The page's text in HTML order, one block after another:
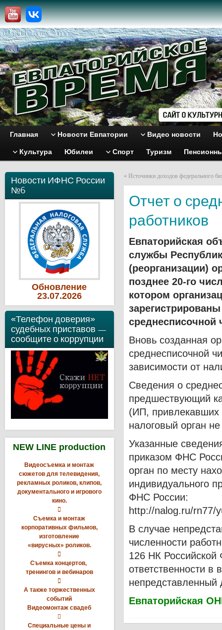
Главная Новости Евпатории Видео новости
Культура Юбилеи Спорт Туризм
Новости ИФНС России
№6
Обновление
23.07.2026
«Телефон доверия»
судебных приставов —
сообщите о коррупции
NEW LINE production
Видеосъемка и монтаж
сюжетов для телевидения,
рекламных роликов, клипов,
документального и игрового
кино.

Съемка и монтаж
корпоративных фильмов,
изготовление
«вирусных» роликов.

Съемка концертов,
тренингов и вебинаров

А также торжественных
событий
Видеомонтаж свадеб

Специальные цены и
« Источники доходов федерального
Отчет о
работников
Евпаторийская
службы
(реорганизации)
позднее 20-го
котором
среднесписочной
Вновь созданная
среднесписочной
зависимости от
Сведения о
предшествующий
(ИП, привлекавших
налоговый орган
Указанные
приказом ФНС
орган по месту
индивидуального
ФНС России:
http://nalog.ru/rn77/
В случае
численности
126 НК
ответственности
непредставленный
Евпаторийская